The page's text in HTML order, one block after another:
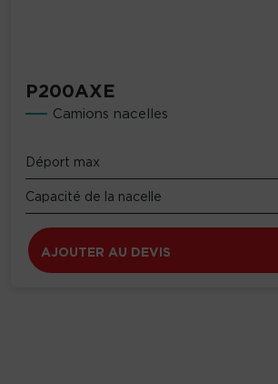
P200AXE
Camions nacelles
Déport max
Capacité de la nacelle
AJOUTER AU DEVIS